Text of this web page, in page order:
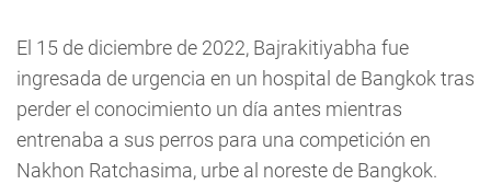
El 15 de diciembre de 2022, Bajrakitiyabha fue
ingresada de urgencia en un hospital de Bangkok tras
perder el conocimiento un día antes mientras
entrenaba a sus perros para una competición en
Nakhon Ratchasima, urbe al noreste de Bangkok.